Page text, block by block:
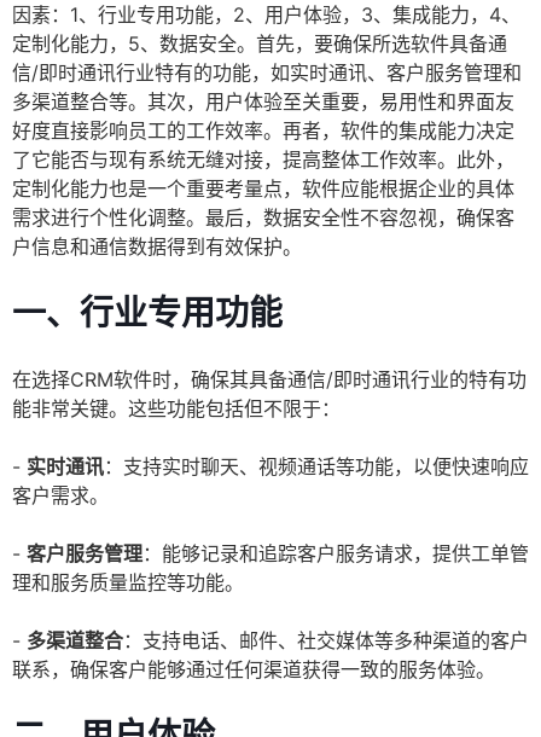
因素：1、行业专用功能，2、用户体验，3、集成能力，4、
定制化能力，5、数据安全。首先，要确保所选软件具备通
信/即时通讯行业特有的功能，如实时通讯、客户服务管理和
多渠道整合等。其次，用户体验至关重要，易用性和界面友
好度直接影响员工的工作效率。再者，软件的集成能力决定
了它能否与现有系统无缝对接，提高整体工作效率。此外，
定制化能力也是一个重要考量点，软件应能根据企业的具体
需求进行个性化调整。最后，数据安全性不容忽视，确保客
户信息和通信数据得到有效保护。
一、行业专用功能
在选择CRM软件时，确保其具备通信/即时通讯行业的特有功
能非常关键。这些功能包括但不限于：
- 实时通讯：支持实时聊天、视频通话等功能，以便快速响应
客户需求。
- 客户服务管理：能够记录和追踪客户服务请求，提供工单管
理和服务质量监控等功能。
- 多渠道整合：支持电话、邮件、社交媒体等多种渠道的客户
联系，确保客户能够通过任何渠道获得一致的服务体验。